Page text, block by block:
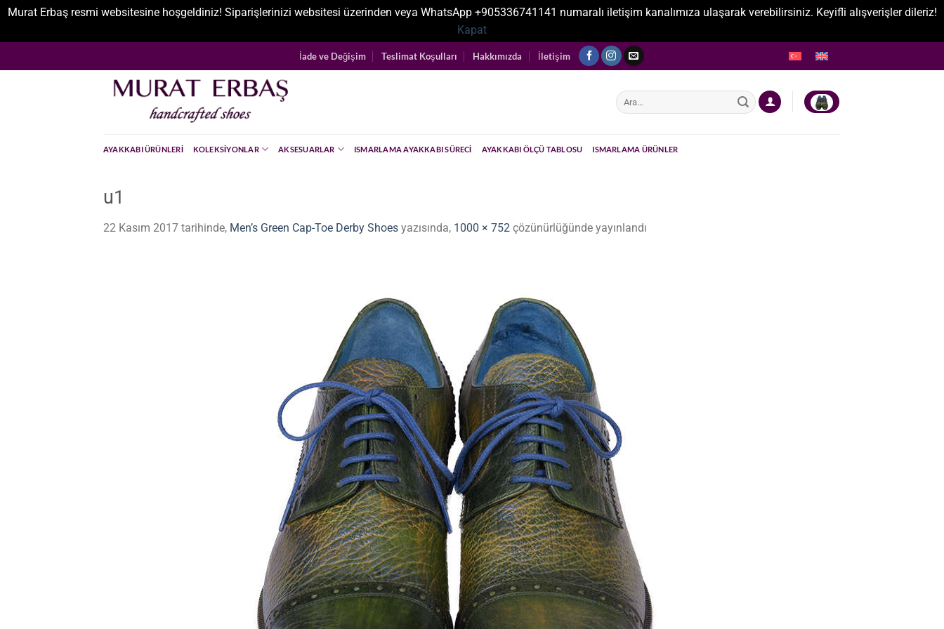
Murat Erbaş resmi websitesine hoşgeldiniz! Siparişlerinizi websitesi üzerinden veya WhatsApp +905336741141 numaralı iletişim kanalımıza ulaşarak verebilirsiniz. Keyifli alışverişler dileriz!
Kapat
atla
İade ve Değişim Teslimat Koşulları Hakkımızda İletişim
Ara:
AYAKKABI ÜRÜNLERI KOLEKSIYONLAR AKSESUARLAR ISMARLAMA AYAKKABI SÜRECI AYAKKABI ÖLÇÜ TABLOSU ISMARLAMA ÜRÜNLER
u1
22 Kasım 2017 tarihinde, Men’s Green Cap-Toe Derby Shoes yazısında, 1000 × 752 çözünürlüğünde yayınlandı